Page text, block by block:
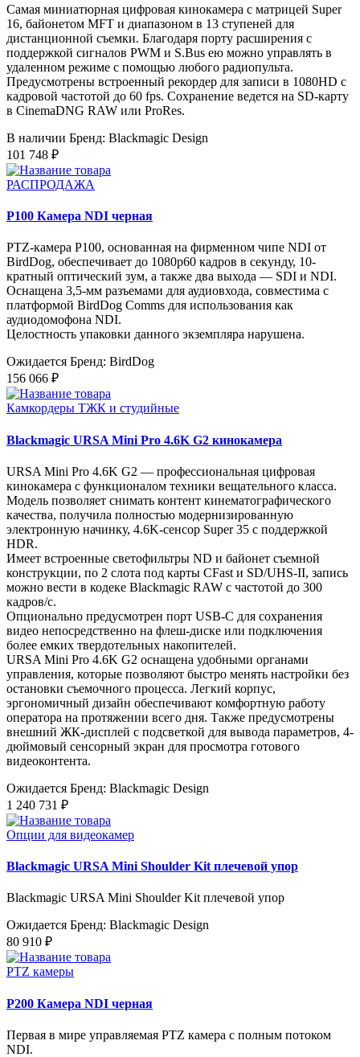
Самая миниатюрная цифровая кинокамера с матрицей Super
16, байонетом MFT и диапазоном в 13 ступеней для
дистанционной съемки. Благодаря порту расширения с
поддержкой сигналов PWM и S.Bus ею можно управлять в
удаленном режиме с помощью любого радиопульта.
Предусмотрены встроенный рекордер для записи в 1080HD с
кадровой частотой до 60 fps. Сохранение ведется на SD-карту
в CinemaDNG RAW или ProRes.
В наличии Бренд: Blackmagic Design
101 748 ₽
РАСПРОДАЖА
P100 Камера NDI черная
PTZ-камера P100, основанная на фирменном чипе NDI от
BirdDog, обеспечивает до 1080p60 кадров в секунду, 10-
кратный оптический зум, а также два выхода — SDI и NDI.
Оснащена 3,5-мм разъемами для аудиовхода, совместима с
платформой BirdDog Comms для использования как
аудиодомофона NDI.
Целостность упаковки данного экземпляра нарушена.
Ожидается Бренд: BirdDog
156 066 ₽
Камкордеры ТЖК и студийные
Blackmagic URSA Mini Pro 4.6K G2 кинокамера
URSA Mini Pro 4.6K G2 — профессиональная цифровая
кинокамера с функционалом техники вещательного класса.
Модель позволяет снимать контент кинематографического
качества, получила полностью модернизированную
электронную начинку, 4.6K-сенсор Super 35 с поддержкой
HDR.
Имеет встроенные светофильтры ND и байонет съемной
конструкции, по 2 слота под карты CFast и SD/UHS‑II, запись
можно вести в кодеке Blackmagic RAW с частотой до 300
кадров/с.
Опционально предусмотрен порт USB-C для сохранения
видео непосредственно на флеш-диске или подключения
более емких твердотельных накопителей.
URSA Mini Pro 4.6K G2 оснащена удобными органами
управления, которые позволяют быстро менять настройки без
остановки съемочного процесса. Легкий корпус,
эргономичный дизайн обеспечивают комфортную работу
оператора на протяжении всего дня. Также предусмотрены
внешний ЖК-дисплей с подсветкой для вывода параметров, 4-
дюймовый сенсорный экран для просмотра готового
видеоконтента.
Ожидается Бренд: Blackmagic Design
1 240 731 ₽
Опции для видеокамер
Blackmagic URSA Mini Shoulder Kit плечевой упор
Blackmagic URSA Mini Shoulder Kit плечевой упор
Ожидается Бренд: Blackmagic Design
80 910 ₽
PTZ камеры
P200 Камера NDI черная
Первая в мире управляемая PTZ камера с полным потоком
NDI.